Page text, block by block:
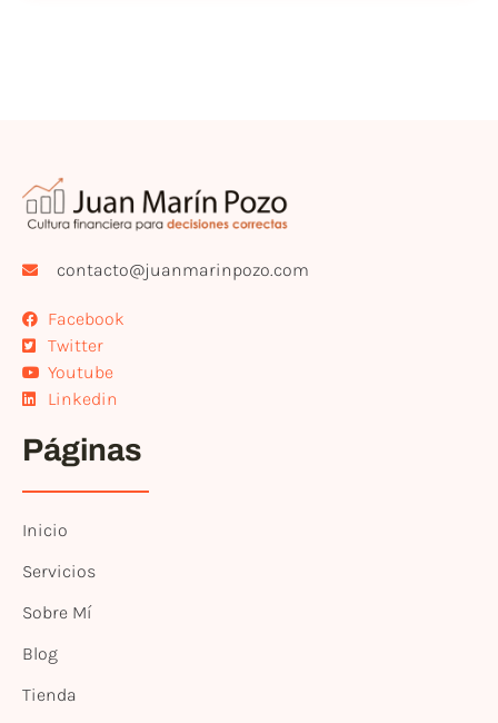
contacto@juanmarinpozo.com
Facebook
Twitter
Youtube
Linkedin
Páginas
Inicio
Servicios
Sobre Mí
Blog
Tienda